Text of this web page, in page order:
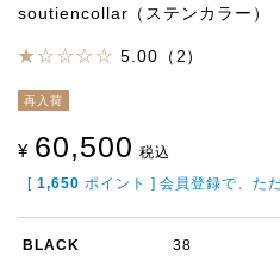
soutiencollar（ステンカラー）
5.00（2）
再入荷
¥ 60,500 税込
[ 1,650 ポイント ] 会員登録で、た
BLACK 38